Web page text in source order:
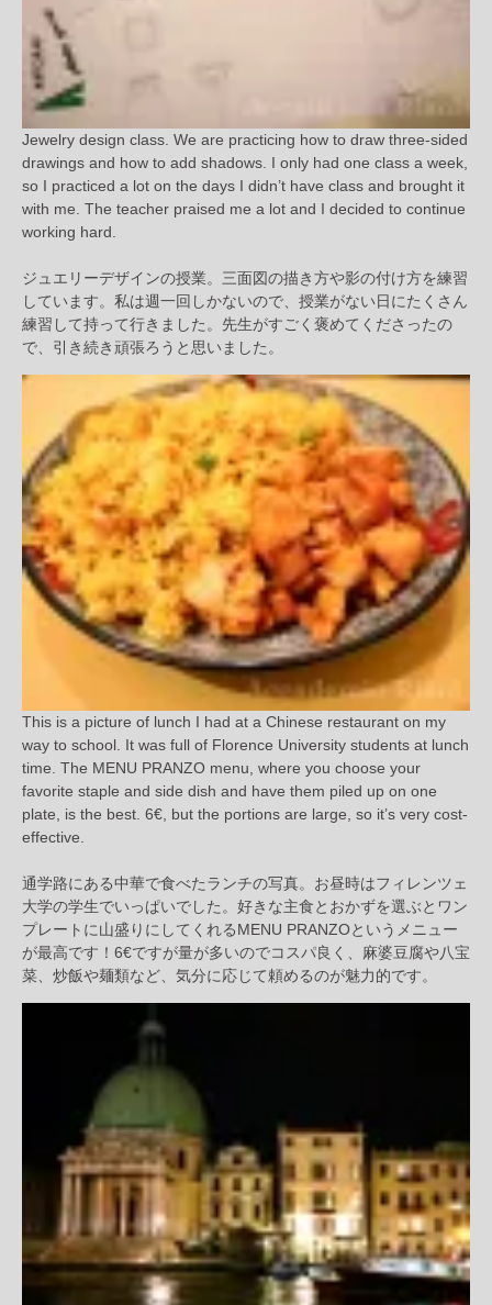
Jewelry design class. We are practicing how to draw three-sided
drawings and how to add shadows. I only had one class a week,
so I practiced a lot on the days I didn’t have class and brought it
with me. The teacher praised me a lot and I decided to continue
working hard.
ジュエリーデザインの授業。三面図の描き方や影の付け方を練習
しています。私は週一回しかないので、授業がない日にたくさん
練習して持って行きました。先生がすごく褒めてくださったの
で、引き続き頑張ろうと思いました。
This is a picture of lunch I had at a Chinese restaurant on my
way to school. It was full of Florence University students at lunch
time. The MENU PRANZO menu, where you choose your
favorite staple and side dish and have them piled up on one
plate, is the best. 6€, but the portions are large, so it’s very cost-
effective.
通学路にある中華で食べたランチの写真。お昼時はフィレンツェ
大学の学生でいっぱいでした。好きな主食とおかずを選ぶとワン
プレートに山盛りにしてくれるMENU PRANZOというメニュー
が最高です！6€ですが量が多いのでコスパ良く、麻婆豆腐や八宝
菜、炒飯や麺類など、気分に応じて頼めるのが魅力的です。